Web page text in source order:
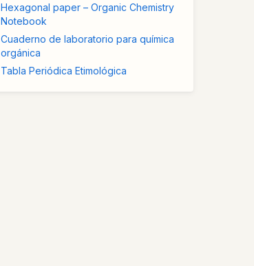
Hexagonal paper – Organic Chemistry
Notebook
Cuaderno de laboratorio para química
orgánica
Tabla Periódica Etimológica